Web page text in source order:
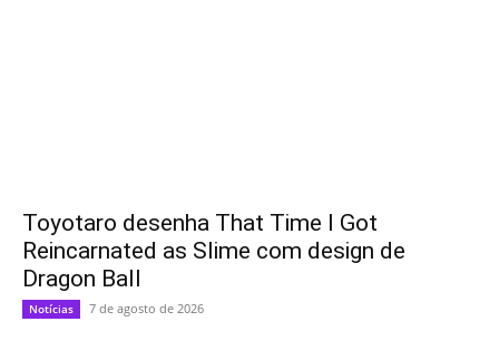
Toyotaro desenha That Time I Got
Reincarnated as Slime com design de
Dragon Ball
Notícias 7 de agosto de 2026